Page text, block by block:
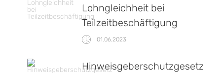
Lohngleichheit bei
Teilzeitbeschäftigung
01.06.2023
Hinweisgeberschutzgesetz